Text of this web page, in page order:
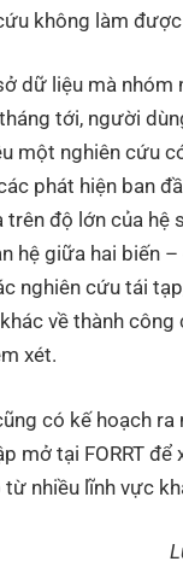
không làm được
dữ liệu mà nhóm
tới, người
một nghiên cứu
phát hiện ban
trên độ lớn của hệ
hệ giữa hai biến
nghiên cứu tái
về thành công
xét.
có kế hoạch
mở tại FORRT để
nhiều lĩnh vực